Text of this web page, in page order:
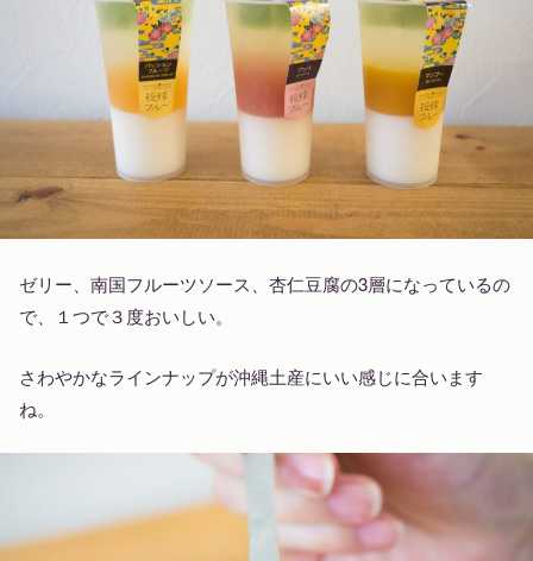
ゼリー、南国フルーツソース、杏仁豆腐の3層になっているの
で、１つで３度おいしい。
さわやかなラインナップが沖縄土産にいい感じに合います
ね。